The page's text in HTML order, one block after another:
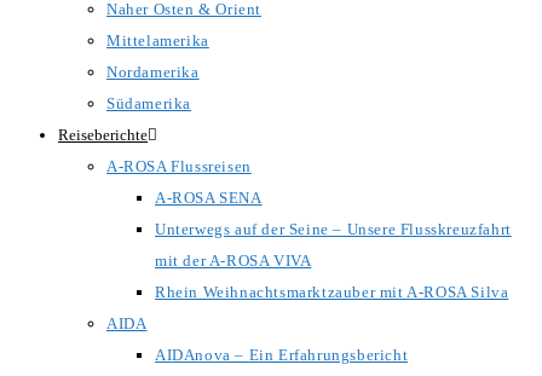
Naher Osten & Orient
Mittelamerika
Nordamerika
Südamerika
Reiseberichte
A-ROSA Flussreisen
A-ROSA SENA
Unterwegs auf der Seine – Unsere Flusskreuzfahrt
mit der A-ROSA VIVA
Rhein Weihnachtsmarktzauber mit A-ROSA Silva
AIDA
AIDAnova – Ein Erfahrungsbericht